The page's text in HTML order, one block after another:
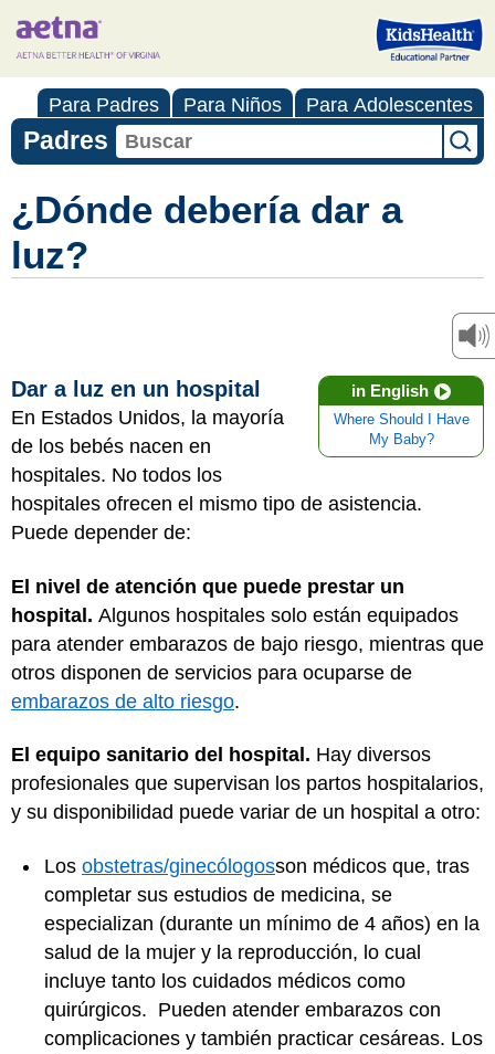
Para Padres Para Niños Para Adolescentes
Padres
¿Dónde debería dar a
luz?
in English
Where Should I Have
My Baby?
Dar a luz en un hospital
En Estados Unidos, la mayoría
de los bebés nacen en
hospitales. No todos los
hospitales ofrecen el mismo tipo de asistencia.
Puede depender de:
El nivel de atención que puede prestar un
hospital. Algunos hospitales solo están equipados
para atender embarazos de bajo riesgo, mientras que
otros disponen de servicios para ocuparse de
embarazos de alto riesgo.
El equipo sanitario del hospital. Hay diversos
profesionales que supervisan los partos hospitalarios,
y su disponibilidad puede variar de un hospital a otro:
Los obstetras/ginecólogosson médicos que, tras
completar sus estudios de medicina, se
especializan (durante un mínimo de 4 años) en la
salud de la mujer y la reproducción, lo cual
incluye tanto los cuidados médicos como
quirúrgicos. Pueden atender embarazos con
complicaciones y también practicar cesáreas. Los